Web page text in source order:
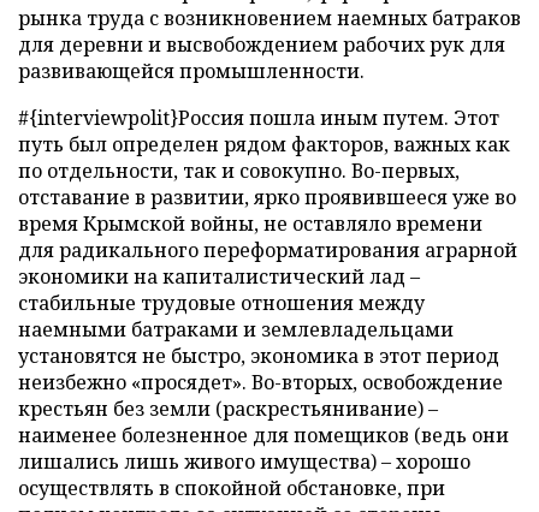
рынка труда с возникновением наемных батраков
для деревни и высвобождением рабочих рук для
развивающейся промышленности.
#{interviewpolit}Россия пошла иным путем. Этот
путь был определен рядом факторов, важных как
по отдельности, так и совокупно. Во-первых,
отставание в развитии, ярко проявившееся уже во
время Крымской войны, не оставляло времени
для радикального переформатирования аграрной
экономики на капиталистический лад –
стабильные трудовые отношения между
наемными батраками и землевладельцами
установятся не быстро, экономика в этот период
неизбежно «просядет». Во-вторых, освобождение
крестьян без земли (раскрестьянивание) –
наименее болезненное для помещиков (ведь они
лишались лишь живого имущества) – хорошо
осуществлять в спокойной обстановке, при